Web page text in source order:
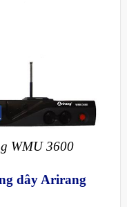
WMU 3600
dây Arirang